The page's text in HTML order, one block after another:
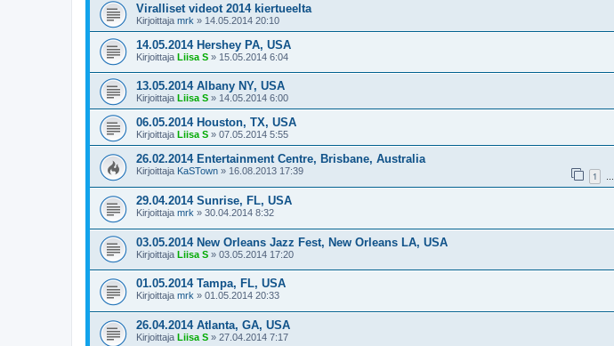
Viralliset videot 2014 kiertueelta
Kirjoittaja mrk » 14.05.2014 20:10
14.05.2014 Hershey PA, USA
Kirjoittaja Liisa S » 15.05.2014 6:04
13.05.2014 Albany NY, USA
Kirjoittaja Liisa S » 14.05.2014 6:00
06.05.2014 Houston, TX, USA
Kirjoittaja Liisa S » 07.05.2014 5:55
26.02.2014 Entertainment Centre, Brisbane, Australia
Kirjoittaja KaSTown » 16.08.2013 17:39 1 …
29.04.2014 Sunrise, FL, USA
Kirjoittaja mrk » 30.04.2014 8:32
03.05.2014 New Orleans Jazz Fest, New Orleans LA, USA
Kirjoittaja Liisa S » 03.05.2014 17:20
01.05.2014 Tampa, FL, USA
Kirjoittaja mrk » 01.05.2014 20:33
26.04.2014 Atlanta, GA, USA
Kirjoittaja Liisa S » 27.04.2014 7:17